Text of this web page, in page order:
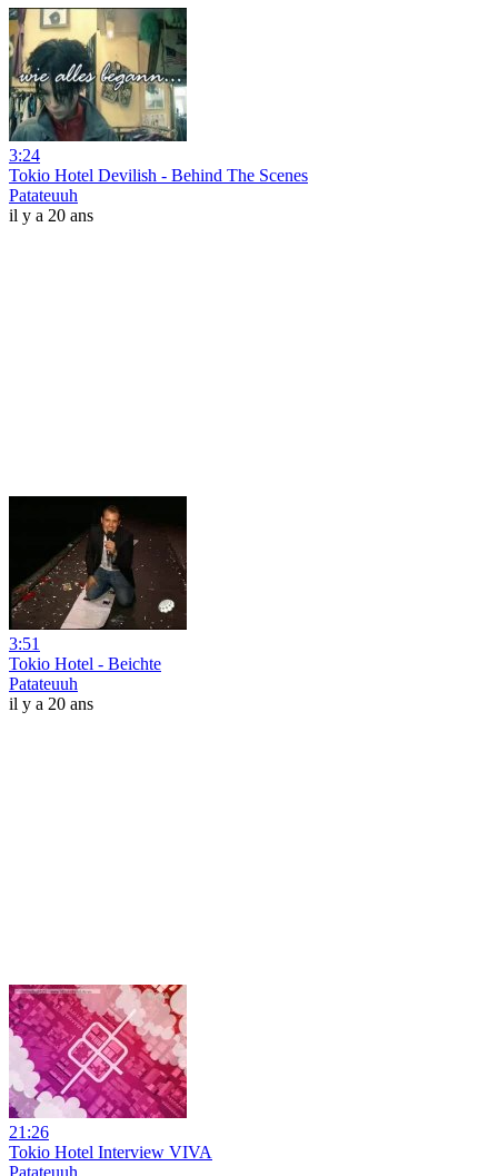
3:24
Tokio Hotel Devilish - Behind The Scenes
Patateuuh
il y a 20 ans
3:51
Tokio Hotel - Beichte
Patateuuh
il y a 20 ans
21:26
Tokio Hotel Interview VIVA